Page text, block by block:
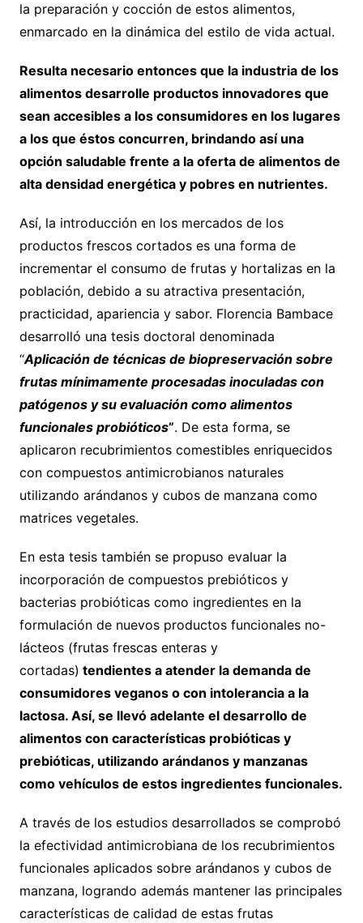
la preparación y cocción de estos alimentos,
enmarcado en la dinámica del estilo de vida actual.
Resulta necesario entonces que la industria de los
alimentos desarrolle productos innovadores que
sean accesibles a los consumidores en los lugares
a los que éstos concurren, brindando así una
opción saludable frente a la oferta de alimentos de
alta densidad energética y pobres en nutrientes.
Así, la introducción en los mercados de los
productos frescos cortados es una forma de
incrementar el consumo de frutas y hortalizas en la
población, debido a su atractiva presentación,
practicidad, apariencia y sabor. Florencia Bambace
desarrolló una tesis doctoral denominada
“Aplicación de técnicas de biopreservación sobre
frutas mínimamente procesadas inoculadas con
patógenos y su evaluación como alimentos
funcionales probióticos”. De esta forma, se
aplicaron recubrimientos comestibles enriquecidos
con compuestos antimicrobianos naturales
utilizando arándanos y cubos de manzana como
matrices vegetales.
En esta tesis también se propuso evaluar la
incorporación de compuestos prebióticos y
bacterias probióticas como ingredientes en la
formulación de nuevos productos funcionales no-
lácteos (frutas frescas enteras y
cortadas) tendientes a atender la demanda de
consumidores veganos o con intolerancia a la
lactosa. Así, se llevó adelante el desarrollo de
alimentos con características probióticas y
prebióticas, utilizando arándanos y manzanas
como vehículos de estos ingredientes funcionales.
A través de los estudios desarrollados se comprobó
la efectividad antimicrobiana de los recubrimientos
funcionales aplicados sobre arándanos y cubos de
manzana, logrando además mantener las principales
características de calidad de estas frutas